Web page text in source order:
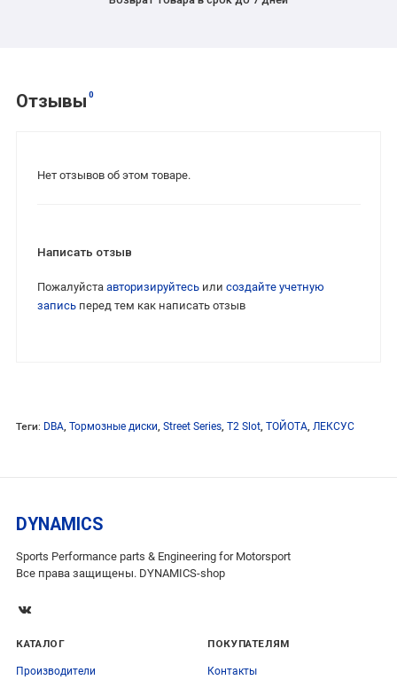
Отзывы 0
Нет отзывов об этом товаре.
Написать отзыв
Пожалуйста авторизируйтесьили создайте учетную
записьперед тем как написать отзыв
Теги: DBA Тормозные диски Street Series T2 Slot ТОЙОТА ЛЕКСУС
DYNAMICS
Sports Performance parts & Engineering for Motorsport
Все права защищены. DYNAMICS-shop
КАТАЛОГ
Производители
ПОКУПАТЕЛЯМ
Контакты